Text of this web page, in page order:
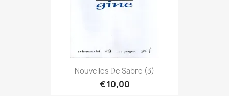
Nouvelles De Sabre (3)
€ 10,00